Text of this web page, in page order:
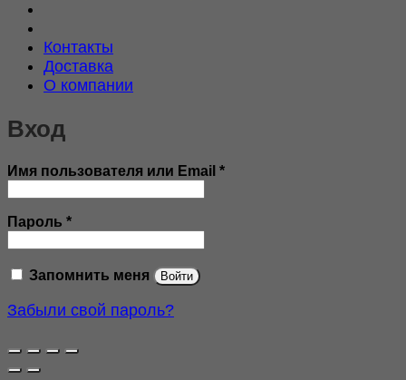
Контакты
Доставка
О компании
Вход
Имя пользователя или Email *Обязательно
Пароль *Обязательно
Запомнить меня Войти
Забыли свой пароль?